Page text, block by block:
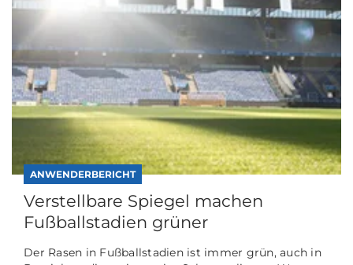
ANWENDERBERICHT
Verstellbare Spiegel machen
Fußballstadien grüner
Der Rasen in Fußballstadien ist immer grün, auch in